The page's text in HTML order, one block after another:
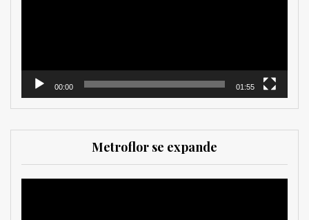
00:00 01:55
Metroflor se expande